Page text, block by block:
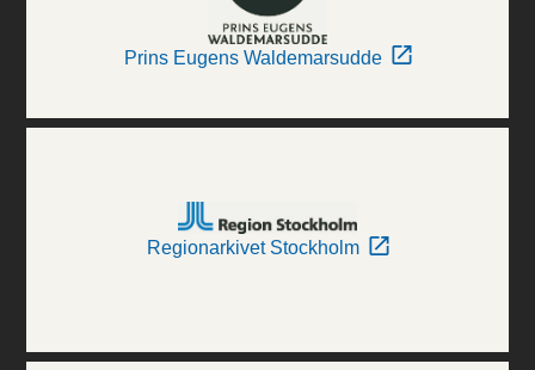
Prins Eugens Waldemarsudde
Regionarkivet Stockholm